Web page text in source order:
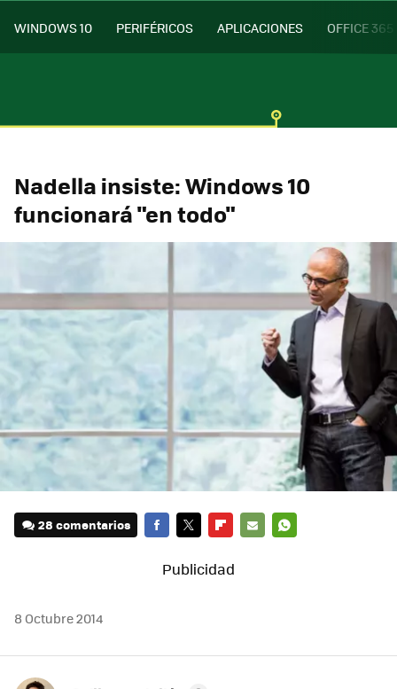
WINDOWS 10 PERIFÉRICOS APLICACIONES OFFICE 365
Nadella insiste: Windows 10
funcionará "en todo"
28 comentarios
8 Octubre 2014